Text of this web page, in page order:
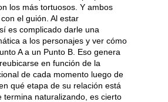
los más tortuosos. Y ambos
el guión. Al estar
es complicado darle una
a los personajes y ver cómo
A a un Punto B. Eso genera
en función de la
de cada momento luego de
qué etapa de su relación está
termina naturalizando, es cierto